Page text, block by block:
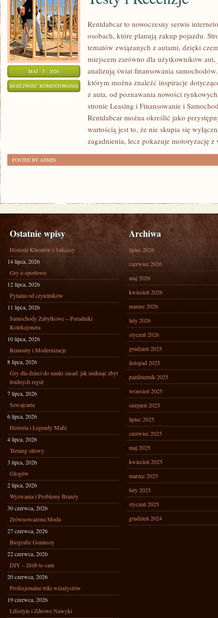
MAJ - 5 - 2026
MOŻLIWOŚĆ KOMENTOWANIA TESTY
RECENZJE
Rentdabcar to nowoczesny serwis
osobach, które planują zakup pojazdu.
tematów związanych z autami, dzięki
miejscem zarówno dla użytkowników
analizują świat finansowania
którym można znaleźć inspiracje
z auta, od poznawania nowości
stronie Leasing i Finansowanie i
Rentdabcar można określić jako
wartością jest to, że nie skupia się
zagadnienia, lecz pokazuje motoryzację z
POSTED BY ADMIN
Ostatnie wpisy
Historie Klientów i Sukcesy
14 lipca, 2026
Gry e-sportowe
12 lipca, 2026
Pytania od czytelników
11 lipca, 2026
Samochody Zabytkowe – Poradniki
Kolekcjonera
10 lipca, 2026
Remonty i Modernizacje
8 lipca, 2026
Gry dla dzieci do nauki zasad: jak uniknąć zbyt
trudnych reguł
7 lipca, 2026
Szwajcaria
6 lipca, 2026
Historia i Legendy Mafii
4 lipca, 2026
Trening siłowy
3 lipca, 2026
Głogów
2 lipca, 2026
Wyzwania i Problemy Branży
30 czerwca, 2026
Zrównoważona Moda
27 czerwca, 2026
Biografie Geniuszy
22 czerwca, 2026
DIY – Zrób to sam
20 czerwca, 2026
Profesjonalne triki wizażystów
19 czerwca, 2026
Lifestyle i Zdrowe Nawyki
Archiwa
lipiec 2026
czerwiec 2026
maj 2026
kwiecień 2026
marzec 2026
luty 2026
styczeń 2026
grudzień 2025
listopad 2025
październik 2025
wrzesień 2025
sierpień 2025
lipiec 2025
czerwiec 2025
maj 2025
kwiecień 2025
marzec 2025
luty 2025
styczeń 2025
grudzień 2024